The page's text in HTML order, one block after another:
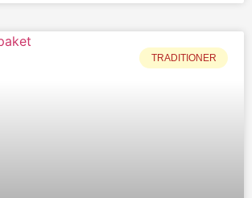
TRADITIONER